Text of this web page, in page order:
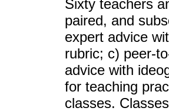
Sixty teachers
paired, and
expert advice
rubric; c) peer-
advice with
for teaching
classes.